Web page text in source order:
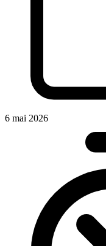
6 mai 2026